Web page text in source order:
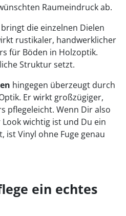
Raumeindruck ab.
die einzelnen Dielen
rustikaler, handwerklicher
für Böden in Holzoptik.
Struktur setzt.
hingegen überzeugt durch
Er wirkt großzügiger,
pflegeleicht. Wenn Dir also
wichtig ist und Du ein
ist Vinyl ohne Fuge genau
ein echtes